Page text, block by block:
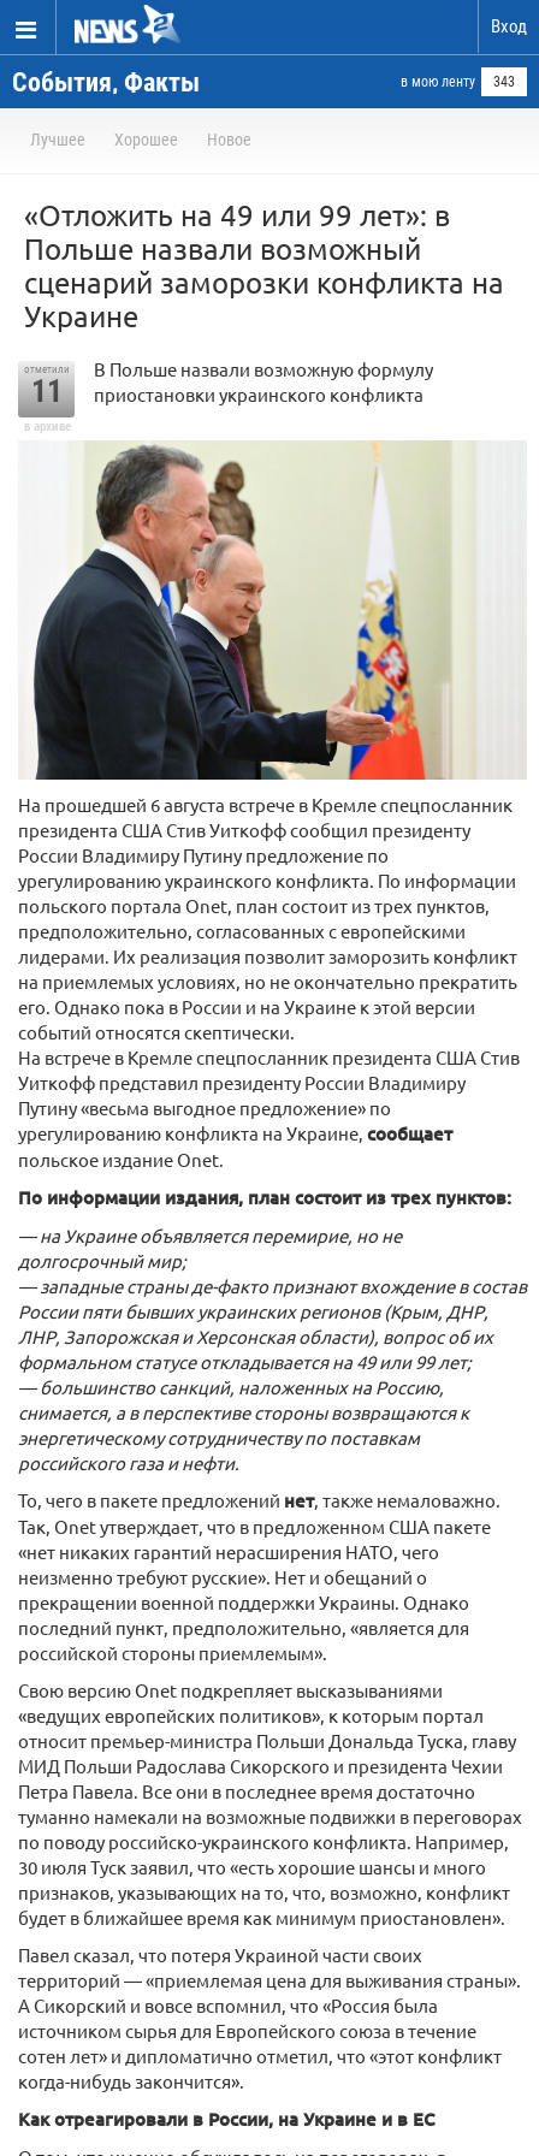
Вход
События, Факты в мою ленту 343
Лучшее Хорошее Новое
«Отложить на 49 или 99 лет»: в
Польше назвали возможный
сценарий заморозки конфликта на
Украине
отметили
11
в архиве
В Польше назвали возможную формулу
приостановки украинского конфликта
На прошедшей 6 августа встрече в Кремле спецпосланник
президента США Стив Уиткофф сообщил президенту
России Владимиру Путину предложение по
урегулированию украинского конфликта. По информации
польского портала Onet, план состоит из трех пунктов,
предположительно, согласованных с европейскими
лидерами. Их реализация позволит заморозить конфликт
на приемлемых условиях, но не окончательно прекратить
его. Однако пока в России и на Украине к этой версии
событий относятся скептически.
На встрече в Кремле спецпосланник президента США Стив
Уиткофф представил президенту России Владимиру
Путину «весьма выгодное предложение» по
урегулированию конфликта на Украине, сообщает
польское издание Onet.
По информации издания, план состоит из трех пунктов:
— на Украине объявляется перемирие, но не
долгосрочный мир;
— западные страны де-факто признают вхождение в состав
России пяти бывших украинских регионов (Крым, ДНР,
ЛНР, Запорожская и Херсонская области), вопрос об их
формальном статусе откладывается на 49 или 99 лет;
— большинство санкций, наложенных на Россию,
снимается, а в перспективе стороны возвращаются к
энергетическому сотрудничеству по поставкам
российского газа и нефти.
То, чего в пакете предложений нет, также немаловажно.
Так, Onet утверждает, что в предложенном США пакете
«нет никаких гарантий нерасширения НАТО, чего
неизменно требуют русские». Нет и обещаний о
прекращении военной поддержки Украины. Однако
последний пункт, предположительно, «является для
российской стороны приемлемым».
Свою версию Onet подкрепляет высказываниями
«ведущих европейских политиков», к которым портал
относит премьер-министра Польши Дональда Туска, главу
МИД Польши Радослава Сикорского и президента Чехии
Петра Павела. Все они в последнее время достаточно
туманно намекали на возможные подвижки в переговорах
по поводу российско-украинского конфликта. Например,
30 июля Туск заявил, что «есть хорошие шансы и много
признаков, указывающих на то, что, возможно, конфликт
будет в ближайшее время как минимум приостановлен».
Павел сказал, что потеря Украиной части своих
территорий — «приемлемая цена для выживания страны».
А Сикорский и вовсе вспомнил, что «Россия была
источником сырья для Европейского союза в течение
сотен лет» и дипломатично отметил, что «этот конфликт
когда-нибудь закончится».
Как отреагировали в России, на Украине и в ЕС